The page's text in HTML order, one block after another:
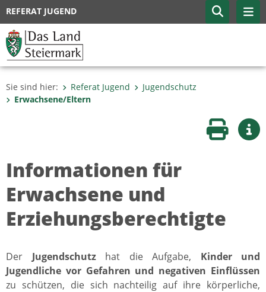
REFERAT JUGEND
Sie sind hier: Referat Jugend
Jugendschutz
Erwachsene/Eltern
Seite
Informationen für
Erwachsene und
Erziehungsberechtigte
Der Jugendschutzhat die Aufgabe, Kinder und
Jugendliche vor Gefahren und negativen Einflüssen
zu schützen, die sich nachteilig auf ihre körperliche,